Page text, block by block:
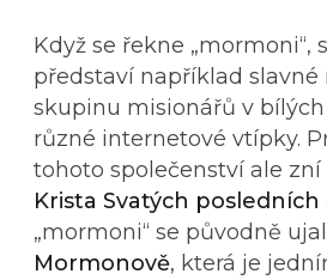
Když se řekne „mormoni“,
představí například slavné
skupinu misionářů v
různé internetové vtípky.
tohoto společenství ale zní
Krista Svatých posledních
„mormoni“ se původně
Mormonově, která je